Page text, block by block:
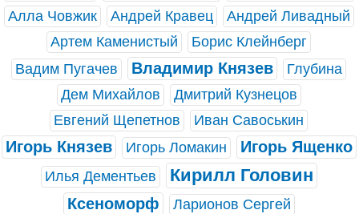
Алла Човжик
Андрей Кравец
Андрей Ливадный
Артем Каменистый
Борис Клейнберг
Вадим Пугачев
Владимир Князев
Глубина
Дем Михайлов
Дмитрий Кузнецов
Евгений Щепетнов
Иван Савоськин
Игорь Князев Игорь Ломакин Игорь Ященко
Илья Дементьев Кирилл Головин
Ксеноморф Ларионов Сергей